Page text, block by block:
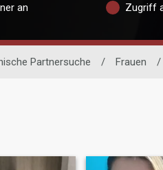
an Zugriff
Partnersuche / Frauen /